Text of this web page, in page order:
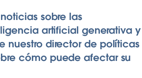
sobre las
artificial generativa y
nuestro director de políticas
cómo puede afectar su